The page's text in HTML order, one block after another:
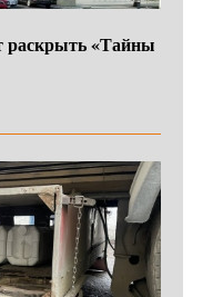
раскрыть «Тайны